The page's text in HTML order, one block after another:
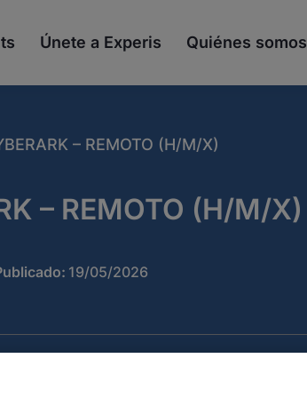
Únete a Experis Quiénes somos
– REMOTO (H/M/X)
– REMOTO (H/M/X)
19/05/2026